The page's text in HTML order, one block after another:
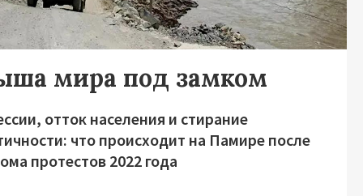
мира под замком
отток населения и стирание
что происходит на Памире после
протестов 2022 года